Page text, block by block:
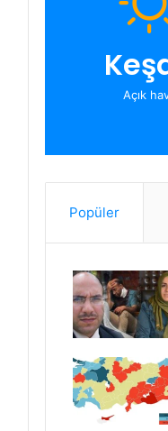
Açık
Popüler